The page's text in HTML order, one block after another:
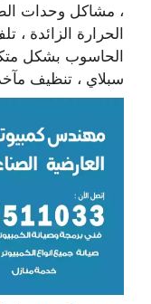
، مشاكل وحدات
الحرارة الزائدة ،
الحاسوب بشكل
سبلاي ، تنظيف